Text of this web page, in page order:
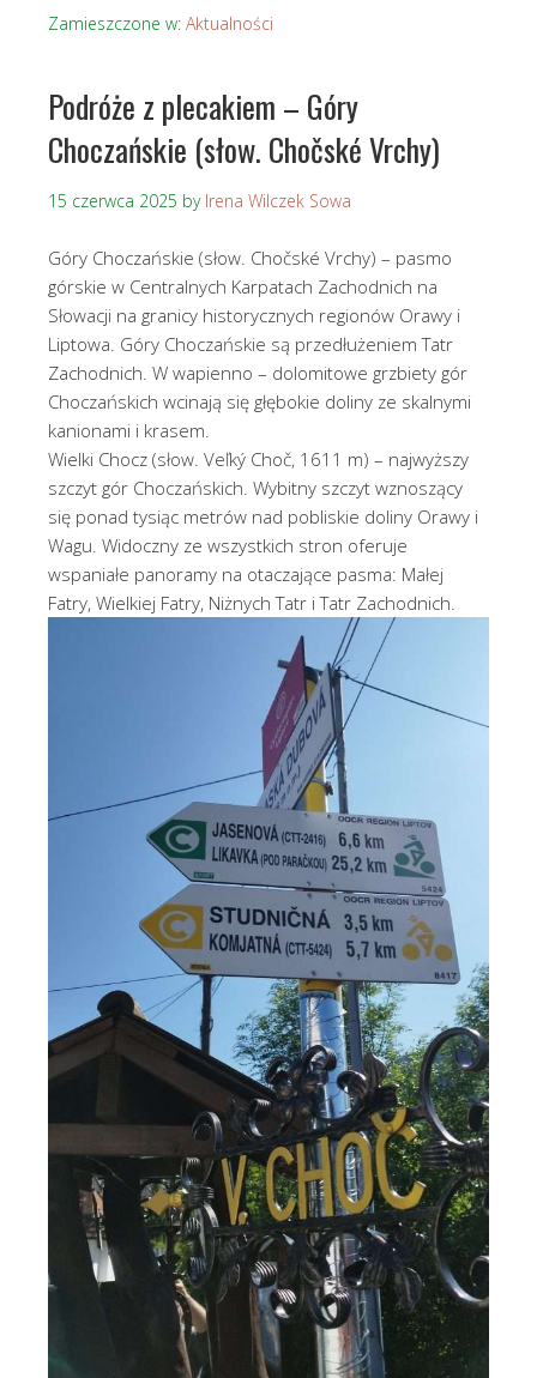
Zamieszczone w: Aktualności
Podróże z plecakiem – Góry
Choczańskie (słow. Chočské Vrchy)
15 czerwca 2025 by Irena Wilczek Sowa
Góry Choczańskie (słow. Chočské Vrchy) – pasmo
górskie w Centralnych Karpatach Zachodnich na
Słowacji na granicy historycznych regionów Orawy i
Liptowa. Góry Choczańskie są przedłużeniem Tatr
Zachodnich. W wapienno – dolomitowe grzbiety gór
Choczańskich wcinają się głębokie doliny ze skalnymi
kanionami i krasem.
Wielki Chocz (słow. Veľký Choč, 1611 m) – najwyższy
szczyt gór Choczańskich. Wybitny szczyt wznoszący
się ponad tysiąc metrów nad pobliskie doliny Orawy i
Wagu. Widoczny ze wszystkich stron oferuje
wspaniałe panoramy na otaczające pasma: Małej
Fatry, Wielkiej Fatry, Niżnych Tatr i Tatr Zachodnich.